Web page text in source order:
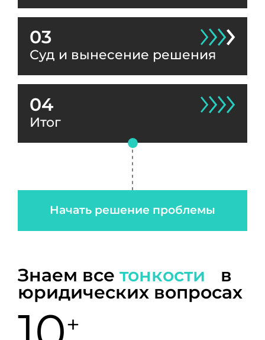
03
Суд и вынесение решения
04
Итог
Начать решение проблемы
Знаем все тонкости в
юридических вопросах
+